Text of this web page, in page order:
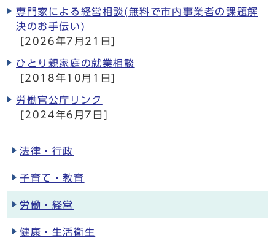
専門家による経営相談(無料で市内事業者の課題解
決のお手伝い)
[2026年7月21日]
ひとり親家庭の就業相談
[2018年10月1日]
労働官公庁リンク
[2024年6月7日]
法律・行政
子育て・教育
労働・経営
健康・生活衛生